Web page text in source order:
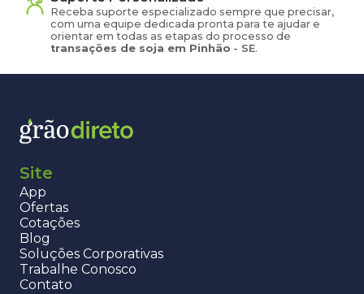
Receba suporte especializado sempre que precisar,
com uma equipe dedicada pronta para te ajudar e
orientar em todas as etapas do processo de
transações de soja em Pinhão - SE.
Site
App
Ofertas
Cotações
Blog
Soluções Corporativas
Trabalhe Conosco
Contato